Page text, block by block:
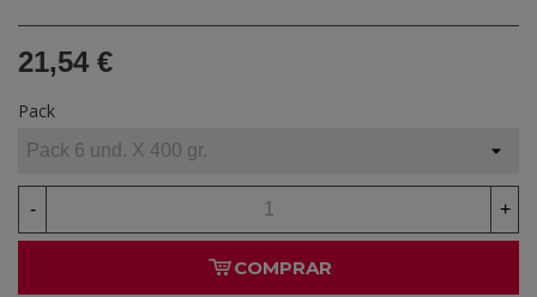
21,54 €
Pack
- +
COMPRAR